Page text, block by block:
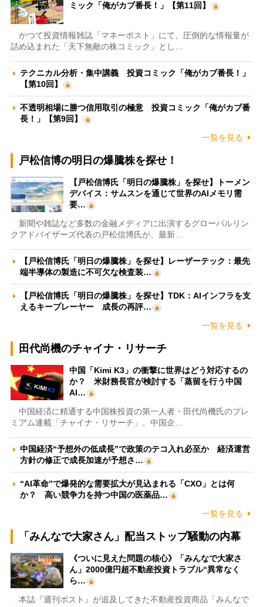
ミック「俺がカブ番長！」【第11回】
かつて投資情報雑誌「マネーポスト」にて、圧倒的な情報量が
詰め込まれた「天下無敵の株コミック」とし…
テクニカル分析・集中講義 投資コミック「俺がカブ番長！」
【第10回】
不透明相場に勝つ信用取引の極意 投資コミック「俺がカブ番
長！」【第9回】
一覧を見る
戸松信博の明日の爆騰株を探せ！
【戸松信博氏「明日の爆騰株」を探せ】トーメン
デバイス：サムスンを通じて世界のAIメモリ需
要…
新聞や雑誌など多数の金融メディアに出演するグローバルリン
クアドバイザーズ代表の戸松信博氏が、最新…
【戸松信博氏「明日の爆騰株」を探せ】レーザーテック：最先
端半導体の製造に不可欠な検査装…
【戸松信博氏「明日の爆騰株」を探せ】TDK：AIインフラを支
えるキープレーヤー 成長の再評…
一覧を見る
田代尚機のチャイナ・リサーチ
中国「Kimi K3」の衝撃に世界はどう対応するの
か？ 米財務長官が検討する「蒸留を行う中国
AI…
中国経済に精通する中国株投資の第一人者・田代尚機氏のプレ
ミアム連載「チャイナ・リサーチ」。中国企…
中国経済“予想外の低成長”で政策のテコ入れ必至か 経済運営
方針の修正で成長加速が予想さ…
“AI革命”で爆発的な需要拡大が見込まれる「CXO」とは何
か？ 高い競争力を持つ中国の医薬品…
一覧を見る
「みんなで大家さん」配当ストップ騒動の内幕
《ついに見えた問題の核心》「みんなで大家さ
ん」2000億円超不動産投資トラブル“異常なく
ら…
本誌『週刊ポスト』が追及してきた不動産投資商品「みんなで